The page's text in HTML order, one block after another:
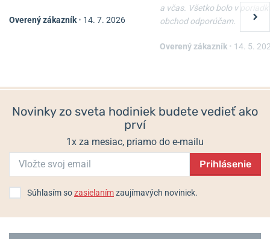
Overený zákazník • 14. 7. 2026
a včas. Všetko bolo v
obchod odporúčam.
Overený zákazník • 14. 5.
Novinky zo sveta hodiniek budete vedieť ako
prví
1x za mesiac, priamo do e-mailu
Prihlásenie
Súhlasím sozasielanímzaujímavých noviniek.